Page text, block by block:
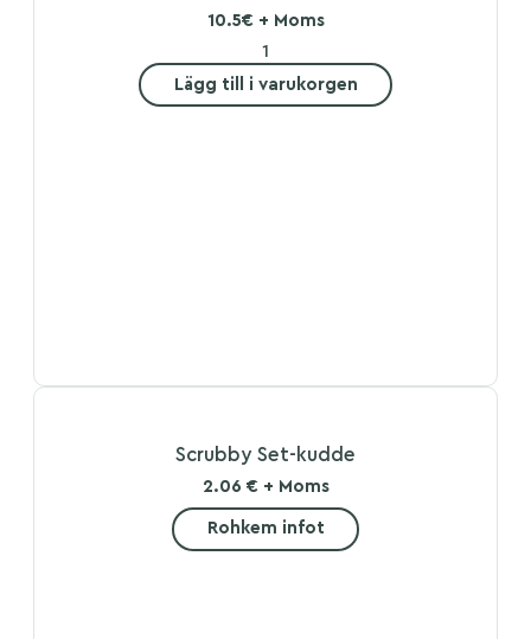
10.5€ + Moms
Lägg till i varukorgen
Scrubby Set-kudde
2.06 € + Moms
Rohkem infot